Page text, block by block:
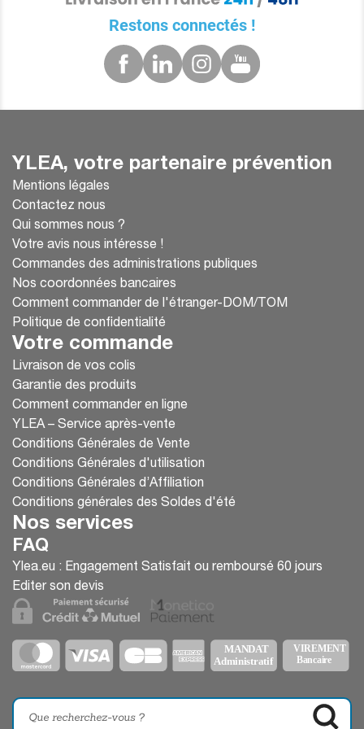
Restons connectés !
YLEA, votre partenaire prévention
Mentions légales
Contactez nous
Qui sommes nous ?
Votre avis nous intéresse !
Commandes des administrations publiques
Nos coordonnées bancaires
Comment commander de l'étranger-DOM/TOM
Politique de confidentialité
Votre commande
Livraison de vos colis
Garantie des produits
Comment commander en ligne
YLEA – Service après-vente
Conditions Générales de Vente
Conditions Générales d'utilisation
Conditions Générales d’Affiliation
Conditions générales des Soldes d'été
Nos services
FAQ
Ylea.eu : Engagement Satisfait ou remboursé 60 jours
Editer son devis